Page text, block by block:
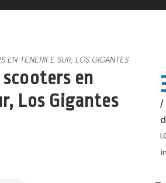
EN TENERIFE SUR, LOS GIGANTES
en
Los Gigantes
/